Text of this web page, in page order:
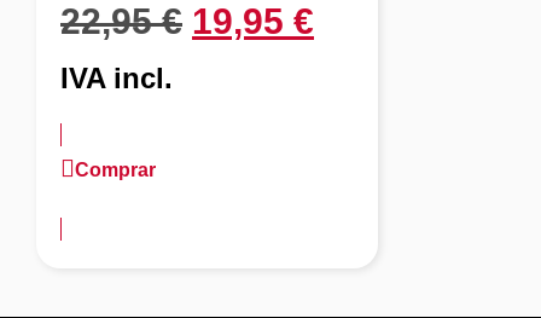
22,95€ 19,95 €
IVA incl.
Comprar